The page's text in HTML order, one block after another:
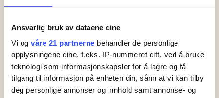
Ansvarlig bruk av dataene dine
Vi og våre 21 partnerne behandler de personlige
opplysningene dine, f.eks. IP-nummeret ditt, ved å bruke
teknologi som informasjonskapsler for å lagre og få
tilgang til informasjon på enheten din, sånn at vi kan tilby
deg personlige annonser og innhold samt annonse- og
Akademikerne
snakker allerede om
streik i staten
Nå skal 170.000
statsansatte få ny
lønn